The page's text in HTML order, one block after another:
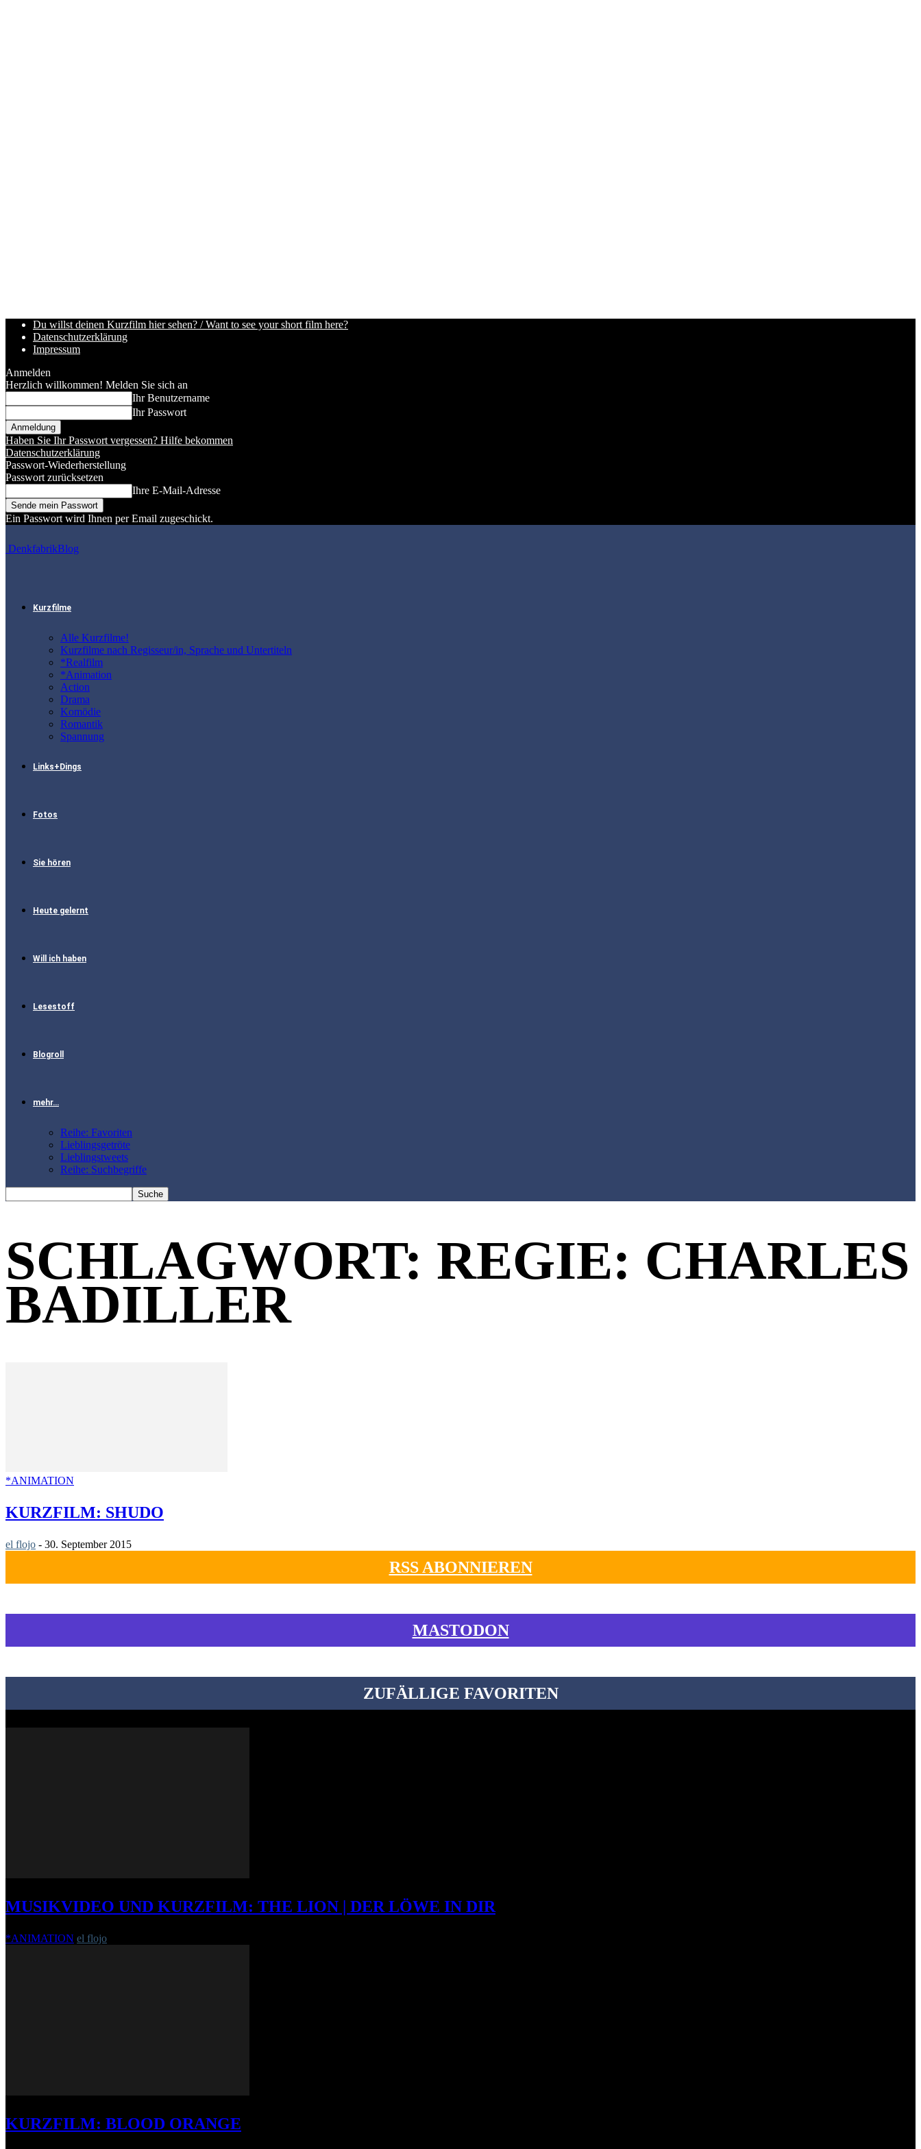
Du willst deinen Kurzfilm hier sehen? / Want to see your short film here?
Datenschutzerklärung
Impressum
Anmelden
Herzlich willkommen! Melden Sie sich an
Ihr Benutzername
Ihr Passwort
Haben Sie Ihr Passwort vergessen? Hilfe bekommen
Datenschutzerklärung
Passwort-Wiederherstellung
Passwort zurücksetzen
Ihre E-Mail-Adresse
Ein Passwort wird Ihnen per Email zugeschickt.
DenkfabrikBlog
Kurzfilme
Alle Kurzfilme!
Kurzfilme nach Regisseur/in, Sprache und Untertiteln
*Realfilm
*Animation
Action
Drama
Komödie
Romantik
Spannung
Links+Dings
Fotos
Sie hören
Heute gelernt
Will ich haben
Lesestoff
Blogroll
mehr…
Reihe: Favoriten
Lieblingsgetröte
Lieblingstweets
Reihe: Suchbegriffe
SCHLAGWORT: REGIE: CHARLES
BADILLER
*ANIMATION
KURZFILM: SHUDO
el flojo - 30. September 2015
RSS ABONNIEREN
MASTODON
ZUFÄLLIGE FAVORITEN
MUSIKVIDEO UND KURZFILM: THE LION | DER LÖWE IN DIR
*ANIMATION el flojo
KURZFILM: BLOOD ORANGE